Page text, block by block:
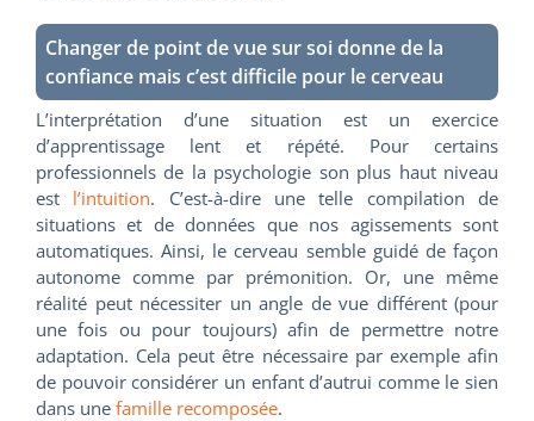
Changer de point de vue sur soi donne de la
confiance mais c’est difficile pour le cerveau
L’interprétation d’une situation est un exercice
d’apprentissage lent et répété. Pour certains
professionnels de la psychologie son plus haut niveau
est l’intuition. C’est-à-dire une telle compilation de
situations et de données que nos agissements sont
automatiques. Ainsi, le cerveau semble guidé de façon
autonome comme par prémonition. Or, une même
réalité peut nécessiter un angle de vue différent (pour
une fois ou pour toujours) afin de permettre notre
adaptation. Cela peut être nécessaire par exemple afin
de pouvoir considérer un enfant d’autrui comme le sien
dans une famille recomposée.